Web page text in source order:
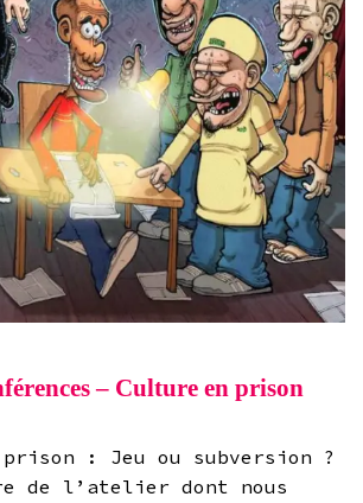
– Culture en prison
: Jeu ou subversion ?
de l’atelier dont nous